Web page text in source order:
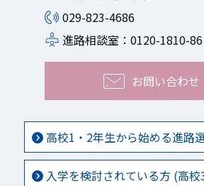
029-823-4686
進路相談室：0120-1810-86
お問い合わせ
高校1・2年生から始める進路
入学を検討されている方 (高